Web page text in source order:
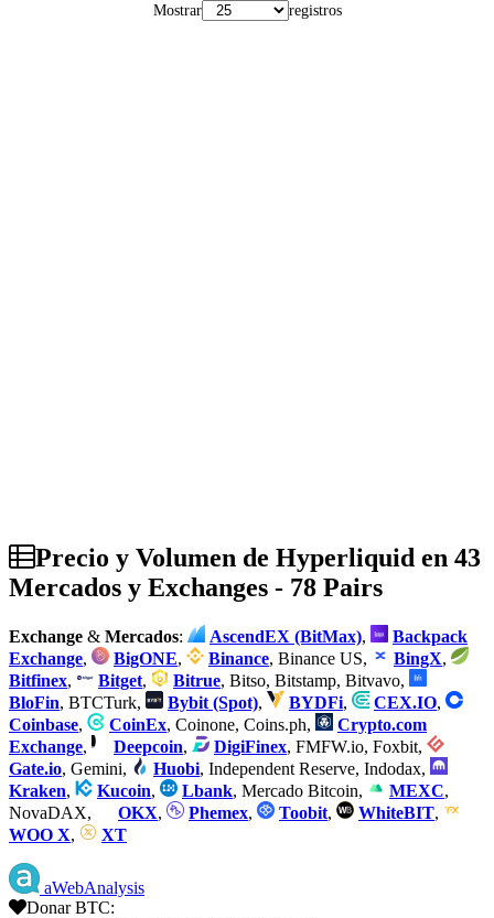
Mostrar registros
Precio y Volumen de Hyperliquid en 43
Mercados y Exchanges - 78 Pairs
Exchange & Mercados: AscendEX (BitMax),
Backpack
Exchange, BigONE, Binance, Binance US, BingX,
Bitfinex, Bitget, Bitrue, Bitso, Bitstamp, Bitvavo,
BloFin, BTCTurk, Bybit (Spot), BYDFi, CEX.IO,
Coinbase, CoinEx, Coinone, Coins.ph,
Crypto.com
Exchange, Deepcoin, DigiFinex, FMFW.io, Foxbit,
Gate.io, Gemini, Huobi, Independent Reserve, Indodax,
Kraken, Kucoin, Lbank, Mercado Bitcoin, MEXC,
NovaDAX,
OKX, Phemex, Toobit, WhiteBIT,
WOO X, XT
aWebAnalysis
Donar BTC: